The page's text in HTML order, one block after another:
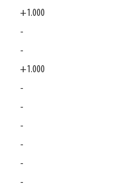
+1.000
-
-
+1.000
-
-
-
-
-
-